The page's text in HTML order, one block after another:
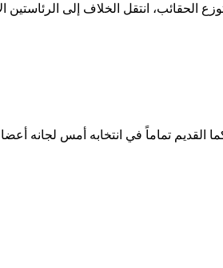
انتقل الخلاف إلى الرئاستين
تماماً في انتخابه أمس لجانه